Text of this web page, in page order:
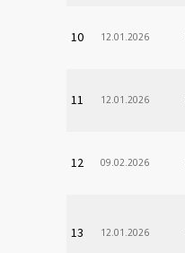
10 12.01.2026
11 12.01.2026
12 09.02.2026
13 12.01.2026